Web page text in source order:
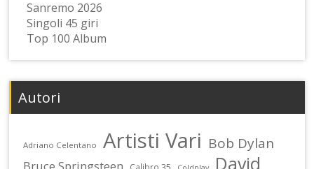
Sanremo 2026
Singoli 45 giri
Top 100 Album
Autori
Adriano Celentano Artisti Vari Bob Dylan
Calibro 35
David